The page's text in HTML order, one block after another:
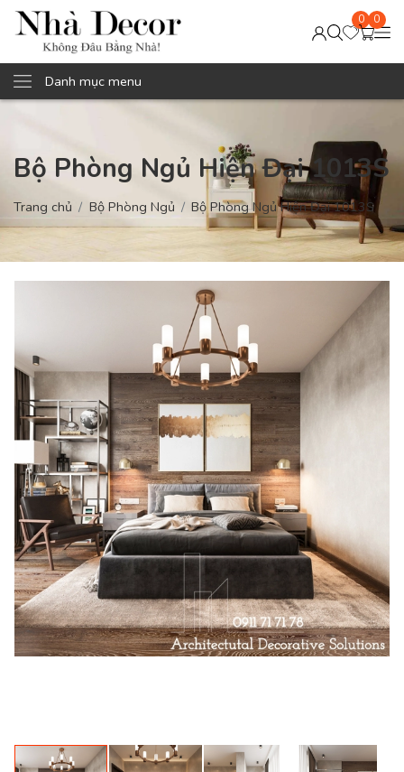
0 0
Danh mục menu
Bộ Phòng Ngủ Hiện Đại 1013S
Trang chủ Bộ Phòng Ngủ Bộ Phòng Ngủ Hiện Đại 1013S